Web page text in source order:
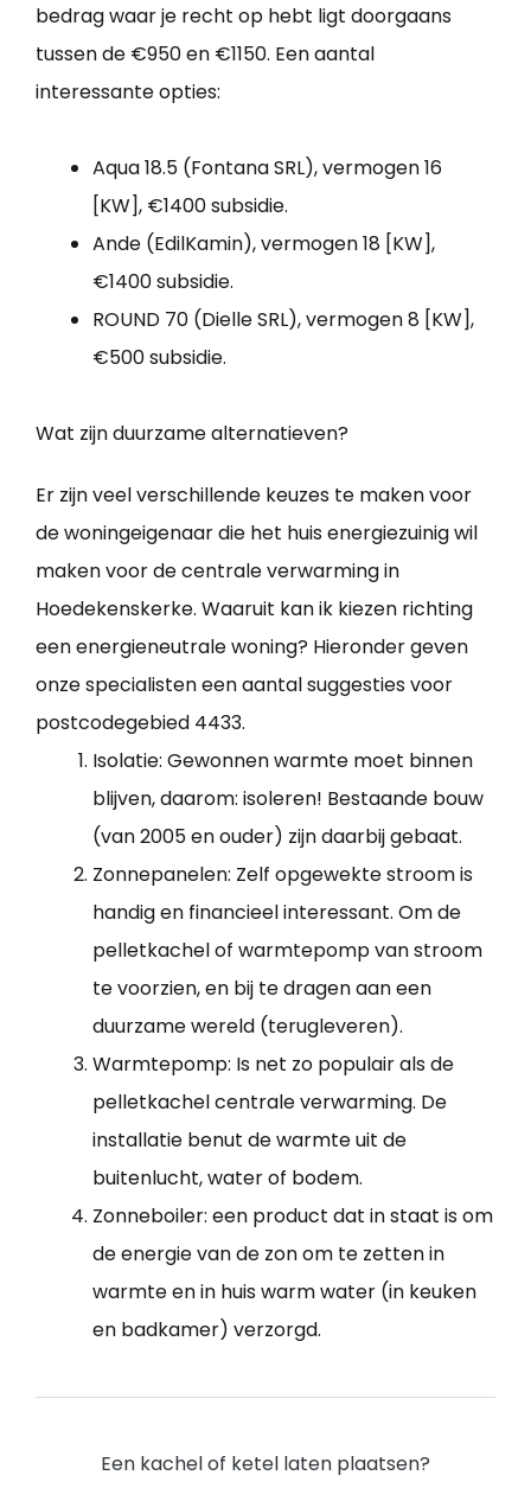
bedrag waar je recht op hebt ligt doorgaans
tussen de €950 en €1150. Een aantal
interessante opties:
Aqua 18.5 (Fontana SRL), vermogen 16
[KW], €1400 subsidie.
Ande (EdilKamin), vermogen 18 [KW],
€1400 subsidie.
ROUND 70 (Dielle SRL), vermogen 8 [KW],
€500 subsidie.
Wat zijn duurzame alternatieven?
Er zijn veel verschillende keuzes te maken voor
de woningeigenaar die het huis energiezuinig wil
maken voor de centrale verwarming in
Hoedekenskerke. Waaruit kan ik kiezen richting
een energieneutrale woning? Hieronder geven
onze specialisten een aantal suggesties voor
postcodegebied 4433.
Isolatie: Gewonnen warmte moet binnen
blijven, daarom: isoleren! Bestaande bouw
(van 2005 en ouder) zijn daarbij gebaat.
Zonnepanelen: Zelf opgewekte stroom is
handig en financieel interessant. Om de
pelletkachel of warmtepomp van stroom
te voorzien, en bij te dragen aan een
duurzame wereld (terugleveren).
Warmtepomp: Is net zo populair als de
pelletkachel centrale verwarming. De
installatie benut de warmte uit de
buitenlucht, water of bodem.
Zonneboiler: een product dat in staat is om
de energie van de zon om te zetten in
warmte en in huis warm water (in keuken
en badkamer) verzorgd.
Een kachel of ketel laten plaatsen?